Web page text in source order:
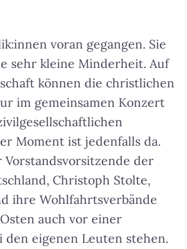
voran gegangen. Sie
sehr kleine Minderheit. Auf
können die christlichen
im gemeinsamen Konzert
Moment ist jedenfalls da.
der
Christoph Stolte,
ihre Wohlfahrtsverbände
auch vor einer
den eigenen Leuten stehen.